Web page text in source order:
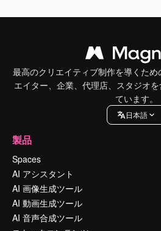
最高のクリエイティブ制作を導くた
エイター、企業、代理店、スタジオ
ています。
日本語
製品
Spaces
AI アシスタント
AI 画像生成ツール
AI 動画生成ツール
AI 音声合成ツール